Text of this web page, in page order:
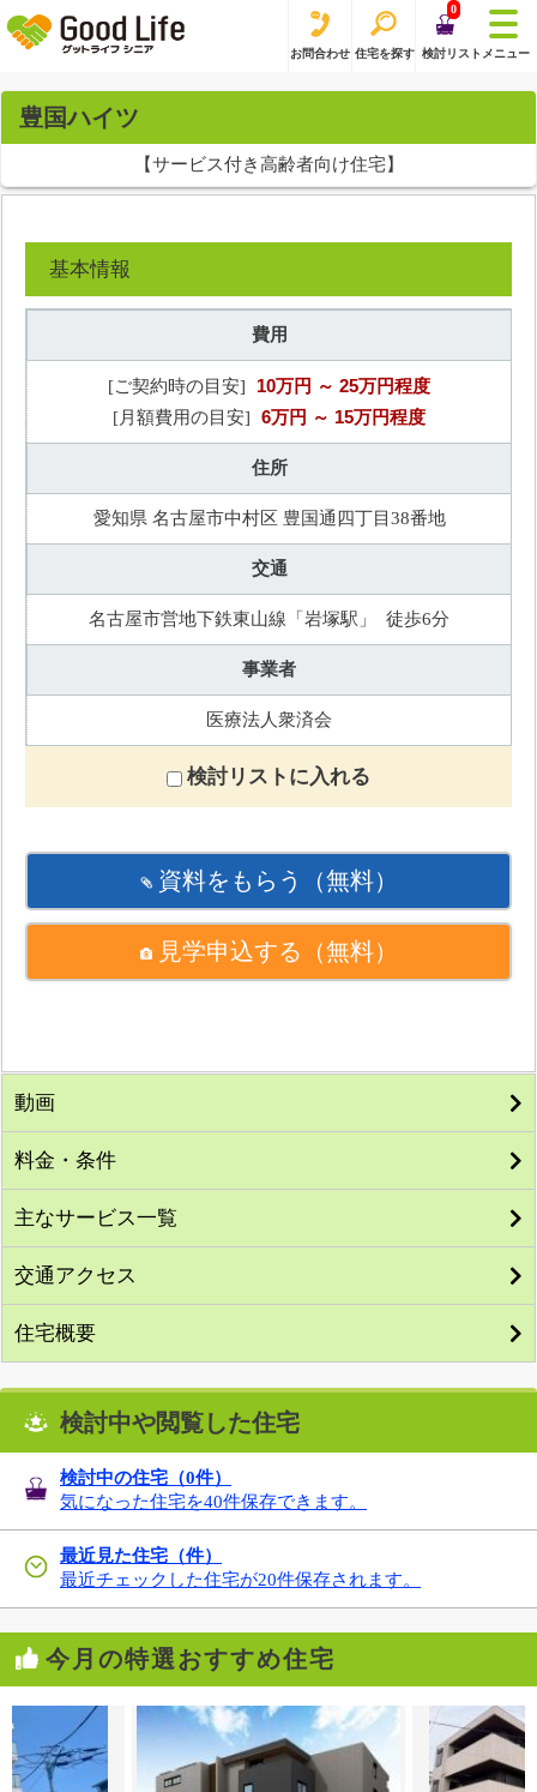
お問合わせ 住宅を探す
0
検討リスト メニュー
豊国ハイツ
【サービス付き高齢者向け住宅】
基本情報
費用
[ご契約時の目安] 10万円 ～ 25万円程度
[月額費用の目安] 6万円 ～ 15万円程度
住所
愛知県 名古屋市中村区 豊国通四丁目38番地
交通
名古屋市営地下鉄東山線「岩塚駅」 徒歩6分
事業者
医療法人衆済会
検討リストに入れる
資料をもらう （無料）
見学申込する （無料）
動画
料金・条件
主なサービス一覧
交通アクセス
住宅概要
検討中や閲覧した住宅
検討中の住宅（0件）
気になった住宅を40件保存できます。
最近見た住宅（件）
最近チェックした住宅が20件保存されます。
今月の特選おすすめ住宅